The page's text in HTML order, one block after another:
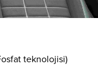
teknolojisi)